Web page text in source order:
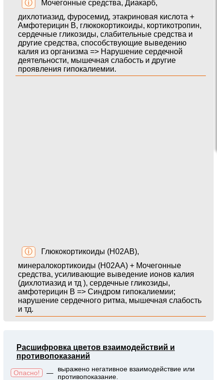
ⓘ
Мочегонные средства, Диакарб,
дихлотиазид, фуросемид, этакриновая кислота +
Амфотерицин В, глюкокортикоиды, кортикотропин,
сердечные гликозиды, слабительные средства и
другие средства, способствующие выведению
калия из организма => Нарушение сердечной
деятельности, мышечная слабость и другие
проявления гипокалиемии.
ⓘ
Глюкокортикоиды (H02AB),
минералокортикоиды (H02AA) + Мочегонные
средства, усиливающие выведение ионов калия
(дихлотиазид и тд ), сердечные гликозиды,
амфотерицин В => Синдром гипокалиемии;
нарушение сердечного ритма, мышечная слабость
и тд.
Расшифровка цветов взаимодействий и
противопоказаний
Опасно! —
выражено негативное взаимодействие или
противопоказание.